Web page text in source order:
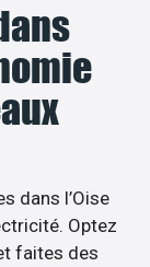
dans l’Oise
Optez
faites des